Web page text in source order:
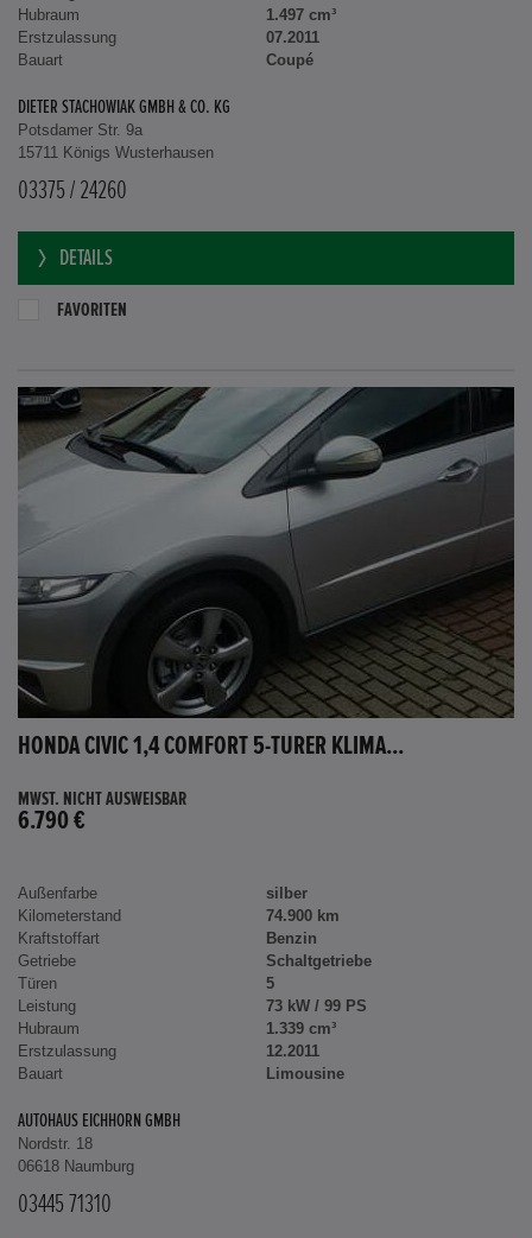
Hubraum
1.497 cm³
Erstzulassung
07.2011
Bauart
Coupé
DIETER STACHOWIAK GMBH & CO. KG
Potsdamer Str. 9a
15711 Königs Wusterhausen
03375 / 24260
DETAILS
FAVORITEN
HONDA CIVIC 1,4 COMFORT 5-TÜRER KLIMA...
MWST. NICHT AUSWEISBAR
6.790 €
Außenfarbe
silber
Kilometerstand
74.900 km
Kraftstoffart
Benzin
Getriebe
Schaltgetriebe
Türen
5
Leistung
73 kW / 99 PS
Hubraum
1.339 cm³
Erstzulassung
12.2011
Bauart
Limousine
AUTOHAUS EICHHORN GMBH
Nordstr. 18
06618 Naumburg
03445 71310